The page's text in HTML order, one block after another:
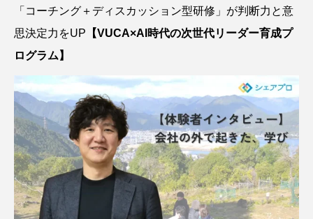
「コーチング＋ディスカッション型研修」が判断力と意
思決定力をUP 【VUCA×AI時代の次世代リーダー育成プ
ログラム】